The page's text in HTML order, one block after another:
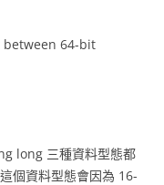
64-bit
long 三種資料型態都
個資料型態會因為 16-